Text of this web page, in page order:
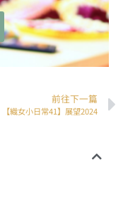
前往下一篇
【織女小日常41】展望2024